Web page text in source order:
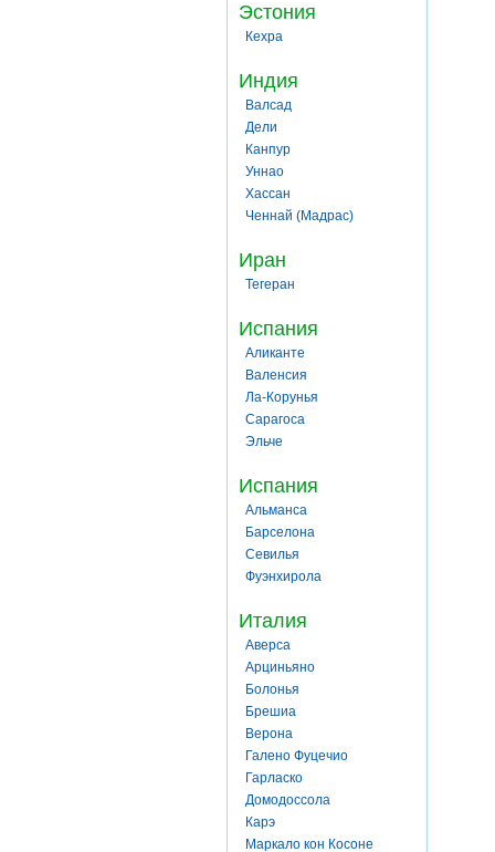
Эстония
Кехра
Индия
Валсад
Дели
Канпур
Уннао
Хассан
Ченнай (Мадрас)
Иран
Тегеран
Испания
Аликанте
Валенсия
Ла-Корунья
Сарагоса
Эльче
Испания
Альманса
Барселона
Севилья
Фуэнхирола
Италия
Аверса
Арциньяно
Болонья
Брешиа
Верона
Галено Фуцечио
Гарласко
Домодоссола
Карэ
Маркало кон Косоне